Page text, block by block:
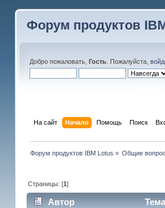
Форум продуктов
Добро пожаловать, Гость. Пожалуйста,
На сайт Начало Помощь Поиск
Форум продуктов IBM Lotus » Общие
Страницы: [1]
Автор